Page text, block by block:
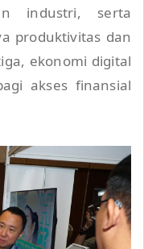
industri, serta
produktivitas dan
ekonomi digital
akses finansial